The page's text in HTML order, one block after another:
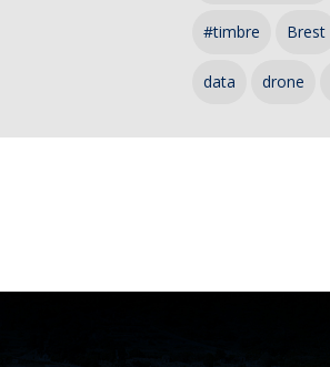
#timbre Brest
data drone